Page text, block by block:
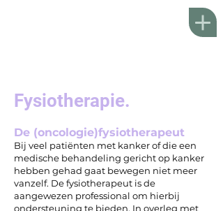
Fysiotherapie.
De (oncologie)fysiotherapeut
Bij veel patiënten met kanker of die een
medische behandeling gericht op kanker
hebben gehad gaat bewegen niet meer
vanzelf. De fysiotherapeut is de
aangewezen professional om hierbij
ondersteuning te bieden. In overleg met